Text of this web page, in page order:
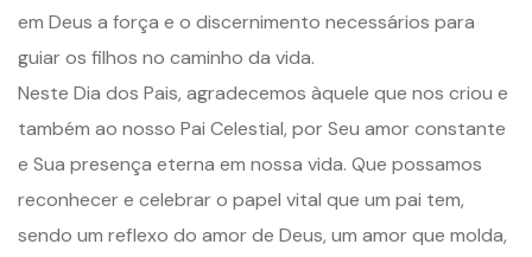
em Deus a força e o discernimento necessários para
guiar os filhos no caminho da vida.
Neste Dia dos Pais, agradecemos àquele que nos criou e
também ao nosso Pai Celestial, por Seu amor constante
e Sua presença eterna em nossa vida. Que possamos
reconhecer e celebrar o papel vital que um pai tem,
sendo um reflexo do amor de Deus, um amor que molda,